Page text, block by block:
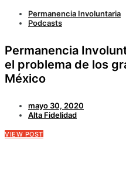
Permanencia Involuntaria
Podcasts
Permanencia
el problema de los
México
mayo 30, 2020
Alta Fidelidad
VIEW POST